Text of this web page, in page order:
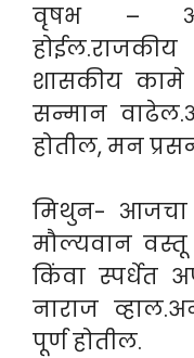
वृषभ –
शासकीय कामे
सन्मान
होतील, मन
मिथुन- आजचा
मौल्यवान वस्तू
किंवा स्पर्धेत
नाराज
पूर्ण होतील.